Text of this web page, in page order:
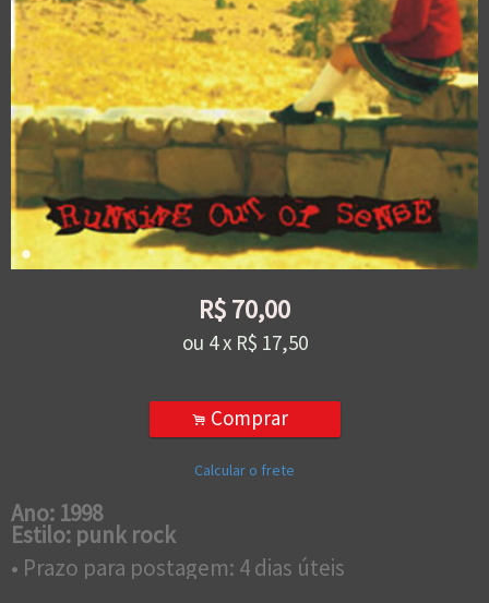
R$70,00
ou 4x R$ 17,50
. Comprar
Calcular o frete
Ano: 1998
Estilo: punk rock
• Prazo para postagem: 4 dias úteis